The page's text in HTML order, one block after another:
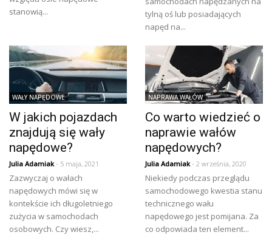
stanowią...
tylną oś lub posiadających
napęd na...
WAŁY NAPĘDOWE
W jakich pojazdach
znajdują się wały
napędowe?
Julia Adamiak- 5 maja, 2021
Zazwyczaj o wałach
napędowych mówi się w
kontekście ich długoletniego
zużycia w samochodach
osobowych. Czy wiesz,...
NAPRAWA WAŁÓW
Co warto wiedzieć o
naprawie wałów
napędowych?
Julia Adamiak- 2 września, 2020
Niekiedy podczas przeglądu
samochodowego kwestia stanu
technicznego wału
napędowego jest pomijana. Za
co odpowiada ten element...